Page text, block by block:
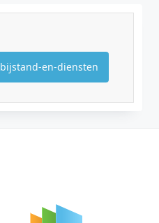
bijstand-en-diensten